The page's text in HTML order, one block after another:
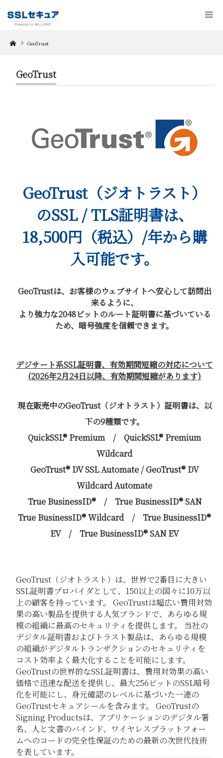
Home GeoTrust
GeoTrust
GeoTrust（ジオトラスト）
のSSL / TLS証明書は、
18,500円（税込）/年から購
入可能です。
GeoTrustは、お客様のウェブサイトへ安心して訪問出
来るように、
より強力な2048ビットのルート証明書に基づいている
ため、暗号強度を信頼できます。
デジサート系SSL証明書、有効期間短縮の対応について
(2026年2月24日以降、有効期間短縮があります)
現在販売中のGeoTrust（ジオトラスト）証明書は、以
下の9種類です。
QuickSSL® Premium / QuickSSL® Premium
Wildcard
GeoTrust® DV SSL Automate / GeoTrust® DV
Wildcard Automate
True BusinessID® / True BusinessID® SAN
True BusinessID® Wildcard / True BusinessID®
EV / True BusinessID® SAN EV
GeoTrust（ジオトラスト）は、世界で2番目に大きい
SSL証明書プロバイダとして、150以上の国々に10万以
上の顧客を持っています。 GeoTrustは幅広い費用対効
果の高い製品を提供する人気ブランドで、あらゆる規
模の組織に最高のセキュリティを提供します。 当社の
デジタル証明書およびトラスト製品は、あらゆる規模
の組織がデジタルトランザクションのセキュリティを
コスト効率よく最大化することを可能にします。
GeoTrustの世界的なSSL証明書は、費用対効果の高い
価格で迅速な配送を提供し、最大256ビットのSSL暗号
化を可能にし、身元確認のレベルに基づいた一連の
GeoTrustセキュアシールを含みます。 GeoTrustの
Signing Productsは、アプリケーションのデジタル署
名、人と文書のバインド、ワイヤレスプラットフォー
ムへのコードの完全性保証のための最新の次世代技術
を表しています。